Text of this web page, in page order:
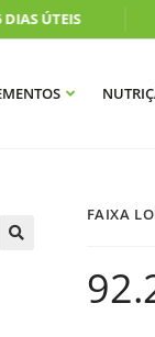
ÚTEIS
FAIXA